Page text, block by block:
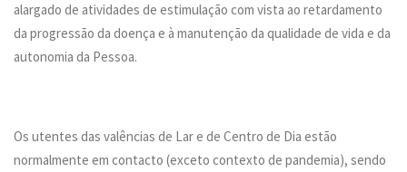
alargado de atividades de estimulação com vista ao retardamento
da progressão da doença e à manutenção da qualidade de vida e da
autonomia da Pessoa.
Os utentes das valências de Lar e de Centro de Dia estão
normalmente em contacto (exceto contexto de pandemia), sendo